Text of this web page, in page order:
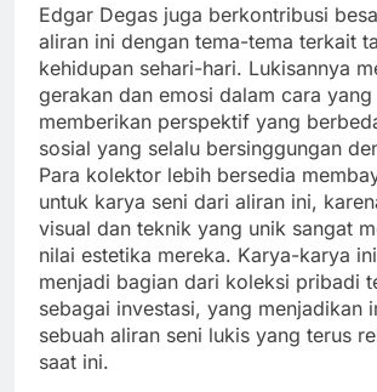
Edgar Degas juga berkontribusi
aliran ini dengan tema-tema terkait
kehidupan sehari-hari. Lukisannya
gerakan dan emosi dalam cara yang
memberikan perspektif yang
sosial yang selalu bersinggungan
Para kolektor lebih bersedia
untuk karya seni dari aliran ini,
visual dan teknik yang unik sangat
nilai estetika mereka. Karya-karya
menjadi bagian dari koleksi pribadi
sebagai investasi, yang menjadikan
sebuah aliran seni lukis yang terus
saat ini.